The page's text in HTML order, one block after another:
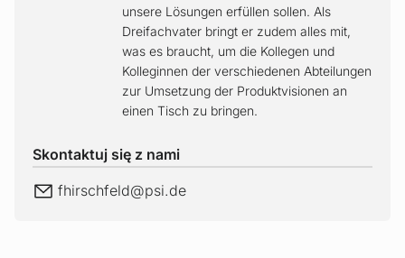
unsere Lösungen erfüllen sollen. Als
Dreifachvater bringt er zudem alles mit,
was es braucht, um die Kollegen und
Kolleginnen der verschiedenen Abteilungen
zur Umsetzung der Produktvisionen an
einen Tisch zu bringen.
Skontaktuj się z nami
E-Mailfhirschfeld@psi.de